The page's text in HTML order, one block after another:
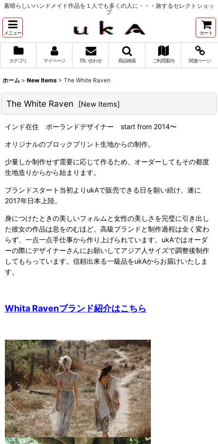
素晴らしいハンドメイド作品を１人でも多くの人に・・・旅するセレクトショッ
プ
メニュー カート
カテゴリ マイページ 問い合わせ 商品検索 ご利用案内 関連ページ
ホーム > New Items > The White Raven
The White Raven [New Items]
インド在住 ポーランドデザイナー start from 2014〜
オリジナルのブロックプリント生地からの制作。
少量しか制作せず需要に応じて作るため、オーダーしてもその都度
生地造りからから始まります。
ブランドスタート当初よりukAで販売できる日を願い続け、遂に
2017年日本上陸。
身につけたときの美しいフォルムと女性の美しさを完璧に引き出し
た彼女の作品は息をのむほど。高級ブランドと制作過程は全く変わ
らず、一点一点手仕事から作り上げられています。ukAではオーダ
ーの際にデザイナーさんにお願いしてアジア人サイズで調整後制作
してもらっています。信頼出来る一級品をukAからお届けいたしま
す。
Whita Ravenブランド紹介はこちら